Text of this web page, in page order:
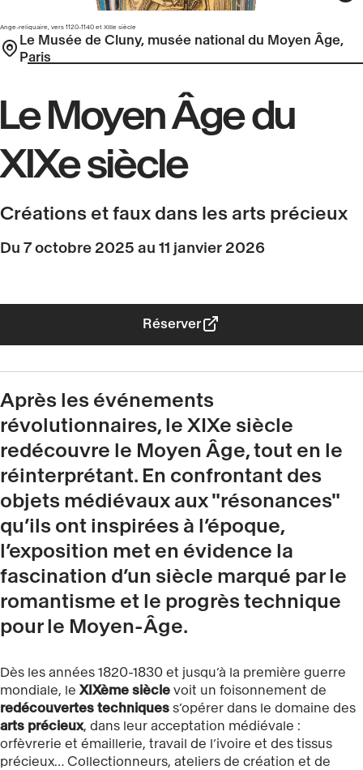
Le Musée de Cluny, musée national du Moyen Âge,
Paris
Le Moyen Âge du
XIXe siècle
Créations et faux dans les arts précieux
Du 7 octobre 2025 au 11 janvier 2026
Réserver
Ange-reliquaire, vers 1120-1140 et XIIIe siècle
Après les événements
révolutionnaires, le XIXe siècle
redécouvre le Moyen Âge, tout en le
réinterprétant. En confrontant des
objets médiévaux aux "résonances"
qu’ils ont inspirées à l’époque,
l’exposition met en évidence la
fascination d’un siècle marqué par le
romantisme et le progrès technique
pour le Moyen-Âge.
Dès les années 1820-1830 et jusqu’à la première guerre
mondiale, le XIXème siècle voit un foisonnement de
redécouvertes techniques s’opérer dans le domaine des
arts précieux, dans leur acceptation médiévale :
orfèvrerie et émaillerie, travail de l’ivoire et des tissus
précieux… Collectionneurs, ateliers de création et de